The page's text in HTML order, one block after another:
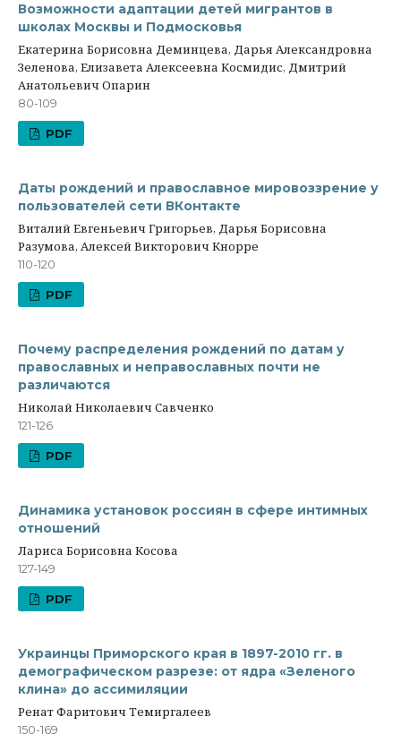
Возможности адаптации детей мигрантов в
школах Москвы и Подмосковья
Екатерина Борисовна Деминцева, Дарья Александровна
Зеленова, Елизавета Алексеевна Космидис, Дмитрий
Анатольевич Опарин
80-109
PDF
Даты рождений и православное мировоззрение у
пользователей сети ВКонтакте
Виталий Евгеньевич Григорьев, Дарья Борисовна
Разумова, Алексей Викторович Кнорре
110-120
PDF
Почему распределения рождений по датам у
православных и неправославных почти не
различаются
Николай Николаевич Савченко
121-126
PDF
Динамика установок россиян в сфере интимных
отношений
Лариса Борисовна Косова
127-149
PDF
Украинцы Приморского края в 1897-2010 гг. в
демографическом разрезе: от ядра «Зеленого
клина» до ассимиляции
Ренат Фаритович Темиргалеев
150-169